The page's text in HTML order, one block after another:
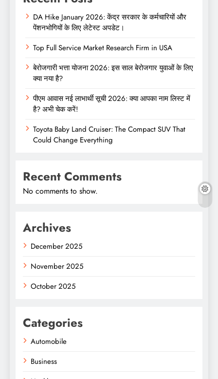
DA Hike January 2026: केंद्र सरकार के कर्मचारियों और
पेंशनभोगियों के लिए लेटेस्ट अपडेट।
Top Full Service Market Research Firm in USA
बेरोजगारी भत्ता योजना 2026: इस साल बेरोजगार युवाओं के लिए
क्या नया है?
पीएम आवास नई लाभार्थी सूची 2026: क्या आपका नाम लिस्ट में
है? अभी चेक करें!
Toyota Baby Land Cruiser: The Compact SUV That
Could Change Everything
Recent Comments
No comments to show.
Archives
December 2025
November 2025
October 2025
Categories
Automobile
Business